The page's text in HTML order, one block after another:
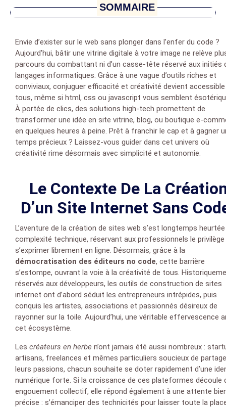
SOMMAIRE
Envie d’exister sur le web sans plonger dans l’enfer du code ?
Aujourd’hui, bâtir une vitrine digitale à votre image ne relève
parcours du combattant ni d’un casse-tête réservé aux initiés
langages informatiques. Grâce à une vague d’outils riches et
conviviaux, conjuguer efficacité et créativité devient
tous, même si html, css ou javascript vous semblent
À portée de clics, des solutions high-tech promettent de
transformer une idée en site vitrine, blog, ou boutique e-
en quelques heures à peine. Prêt à franchir le cap et à gagner
temps précieux ? Laissez-vous guider dans cet univers où
créativité rime désormais avec simplicité et autonomie.
Le Contexte De La
D’un Site Internet Sans
L’aventure de la création de sites web s’est longtemps
complexité technique, réservant aux professionnels le privilège
s’exprimer librement en ligne. Désormais, grâce à la
démocratisation des éditeurs no code, cette barrière
s’estompe, ouvrant la voie à la créativité de tous.
réservés aux développeurs, les outils de construction de sites
internet ont d’abord séduit les entrepreneurs intrépides, puis
conquis les artistes, associations et passionnés désireux de
rayonner sur la toile. Aujourd’hui, une véritable effervescence
cet écosystème.
Les créateurs en herbe n’ont jamais été aussi nombreux :
artisans, freelances et mêmes particuliers soucieux de
leurs passions, chacun souhaite se doter rapidement d’une
numérique forte. Si la croissance de ces plateformes découle
engouement collectif, elle répond également à une attente
précise : s’émanciper des technicités pour laisser toute la